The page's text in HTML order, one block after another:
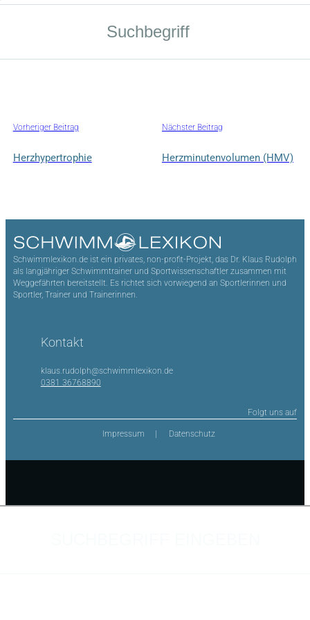
Vorheriger Beitrag
Herzhypertrophie
Nächster Beitrag
Herzminutenvolumen (HMV)
Schwimmlexikon.de ist ein privates, non-profit-Projekt, das Dr. Klaus Rudolph
als langjähriger Schwimmtrainer und Sportwissenschaftler zusammen mit
Weggefährten bereitstellt. Es richtet sich vorwiegend an Sportlerinnen und
Sportler, Trainer und Trainerinnen.
Kontakt
klaus.rudolph@schwimmlexikon.de
0381 36768890
Folgt uns auf
Impressum Datenschutz